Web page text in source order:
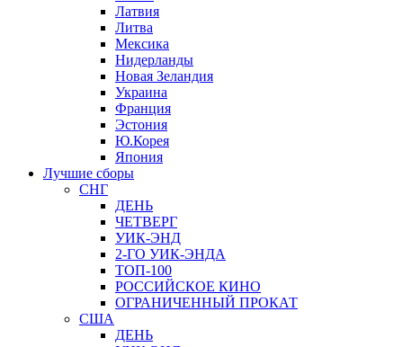
Латвия
Литва
Мексика
Нидерланды
Новая Зеландия
Украина
Франция
Эстония
Ю.Корея
Япония
Лучшие сборы
СНГ
ДЕНЬ
ЧЕТВЕРГ
УИК-ЭНД
2-ГО УИК-ЭНДА
ТОП-100
РОССИЙСКОЕ КИНО
ОГРАНИЧЕННЫЙ ПРОКАТ
США
ДЕНЬ